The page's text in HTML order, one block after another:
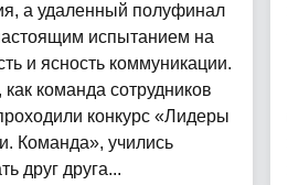
а удаленный полуфинал
испытанием на
и ясность коммуникации.
команда сотрудников
конкурс «Лидеры
Команда», учились
друг друга...